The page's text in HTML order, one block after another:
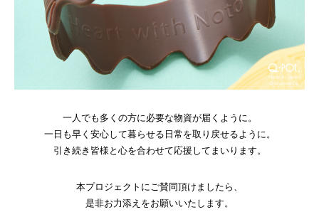
一人でも多くの方に必要な物資が届くように。
一日も早く安心して暮らせる日常を取り戻せるように。
引き続き皆様と心を合わせて応援してまいります。
本プロジェクトにご賛同頂けましたら、
是非お力添えをお願いいたします。